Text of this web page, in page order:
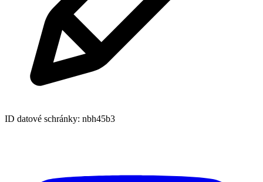
ID datové schránky: nbh45b3